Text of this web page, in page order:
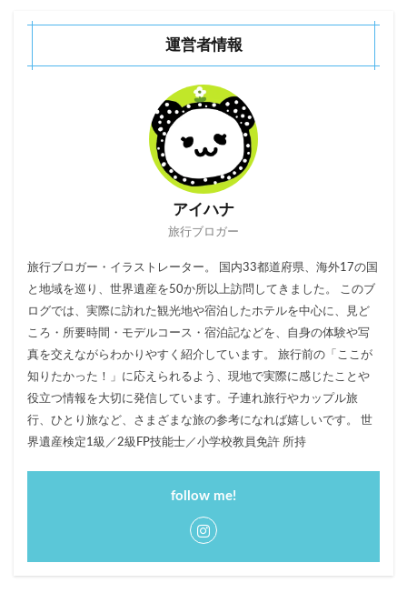
運営者情報
アイハナ
旅行ブロガー
旅行ブロガー・イラストレーター。 国内33都道府県、海外17の国
と地域を巡り、世界遺産を50か所以上訪問してきました。 このブ
ログでは、実際に訪れた観光地や宿泊したホテルを中心に、見ど
ころ・所要時間・モデルコース・宿泊記などを、自身の体験や写
真を交えながらわかりやすく紹介しています。 旅行前の「ここが
知りたかった！」に応えられるよう、現地で実際に感じたことや
役立つ情報を大切に発信しています。子連れ旅行やカップル旅
行、ひとり旅など、さまざまな旅の参考になれば嬉しいです。 世
界遺産検定1級／2級FP技能士／小学校教員免許 所持
follow me!